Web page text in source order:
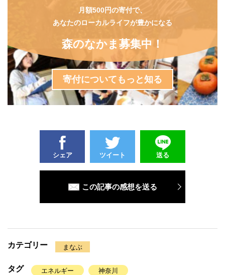
月額500円の寄付で、
あなたのローカルライフが豊かになる
森のなかま募集中！
寄付についてもっと知る
シェア ツイート 送る
この記事の感想を送る
カテゴリー まなぶ
タグ エネルギー 神奈川